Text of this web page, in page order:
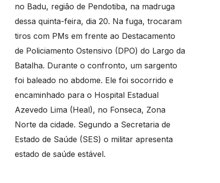
no Badu, região de Pendotiba, na madruga
dessa quinta-feira, dia 20. Na fuga, trocaram
tiros com PMs em frente ao Destacamento
de Policiamento Ostensivo (DPO) do Largo da
Batalha. Durante o confronto, um sargento
foi baleado no abdome. Ele foi socorrido e
encaminhado para o Hospital Estadual
Azevedo Lima (Heal), no Fonseca, Zona
Norte da cidade. Segundo a Secretaria de
Estado de Saúde (SES) o militar apresenta
estado de saúde estável.